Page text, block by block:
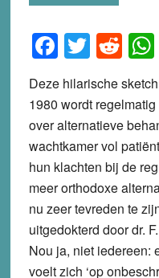
Deze hilarische
1980 wordt
over alternatieve
wachtkamer vol
hun klachten bij de
meer orthodoxe
nu zeer tevreden te
uitgedokterd door dr.
Nou ja, niet iedereen:
voelt zich ‘op